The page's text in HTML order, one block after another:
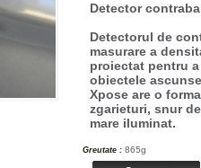
Detector
Detectorul de
masurare a
proiectat pentru
obiectele
Xpose are o
zgarieturi, snur
mare iluminat.
Greutate : 865g